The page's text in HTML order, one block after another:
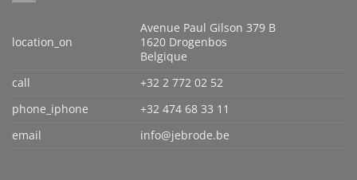
location_on
Avenue Paul Gilson 379 B
1620 Drogenbos
Belgique
call
+32 2 772 02 52
phone_iphone
+32 474 68 33 11
email
info@jebrode.be